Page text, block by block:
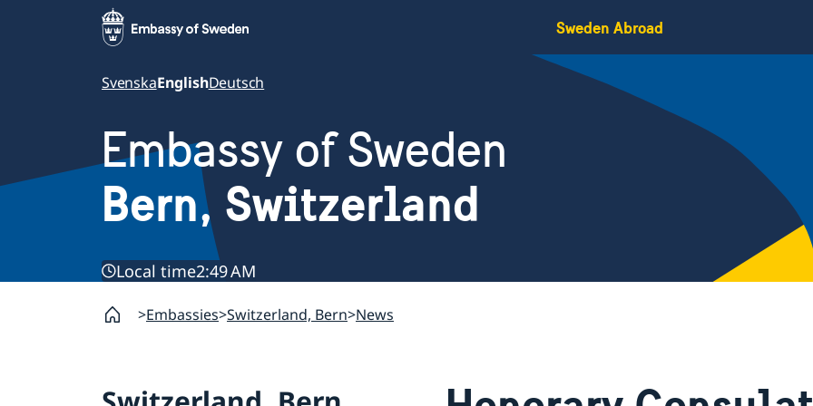
Sweden Abroad
SvenskaEnglishDeutsch
Embassy of Sweden
Bern, Switzerland
Local time2:49 AM
Embassies Switzerland, Bern News